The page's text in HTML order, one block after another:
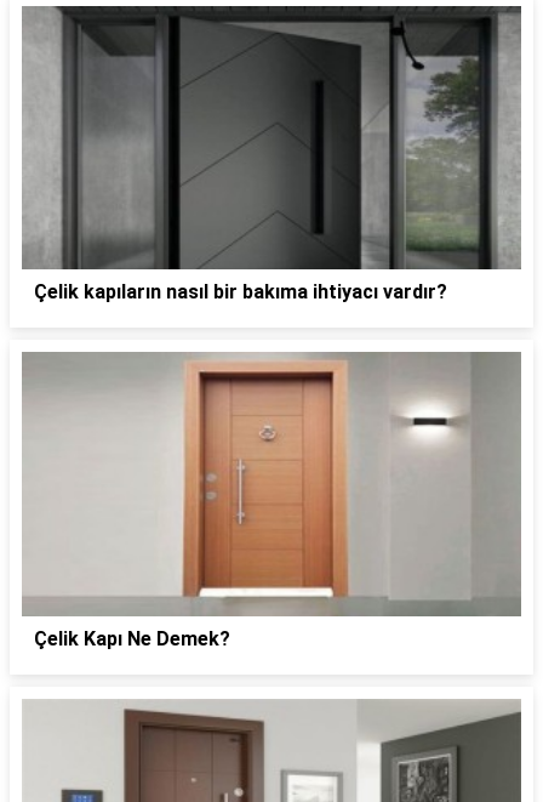
Çelik kapıların nasıl bir bakıma ihtiyacı vardır?
Çelik Kapı Ne Demek?